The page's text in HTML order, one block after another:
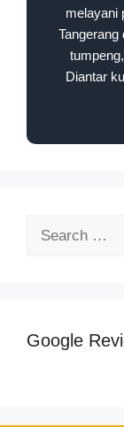
melayani
Diantar
Google